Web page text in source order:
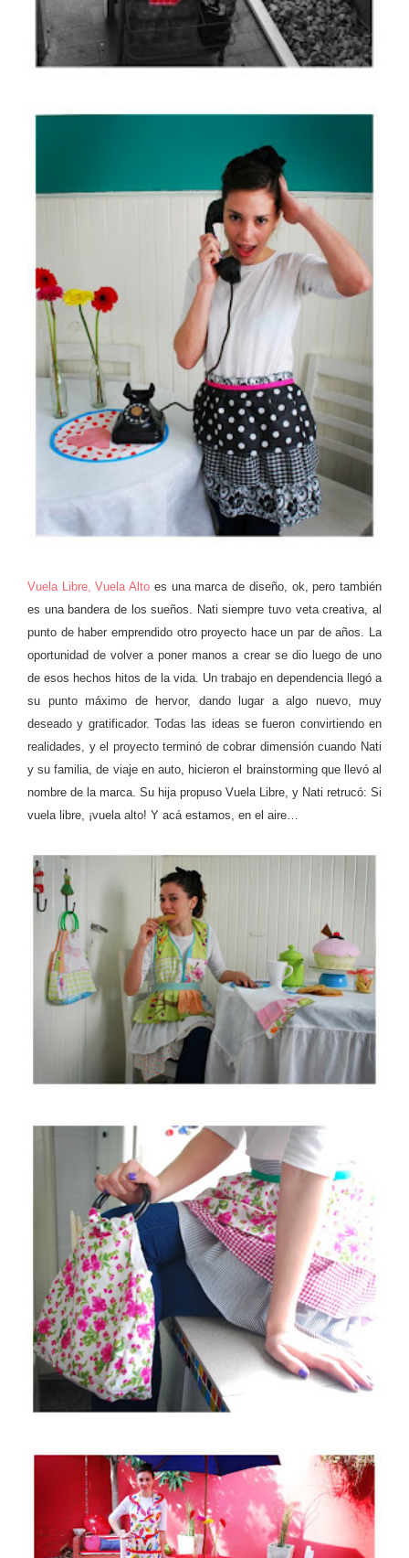
Vuela Libre, Vuela Alto es una marca de diseño, ok, pero también
es una bandera de los sueños. Nati siempre tuvo veta creativa, al
punto de haber emprendido otro proyecto hace un par de años. La
oportunidad de volver a poner manos a crear se dio luego de uno
de esos hechos hitos de la vida. Un trabajo en dependencia llegó a
su punto máximo de hervor, dando lugar a algo nuevo, muy
deseado y gratificador. Todas las ideas se fueron convirtiendo en
realidades, y el proyecto terminó de cobrar dimensión cuando Nati
y su familia, de viaje en auto, hicieron el brainstorming que llevó al
nombre de la marca. Su hija propuso Vuela Libre, y Nati retrucó: Si
vuela libre, ¡vuela alto! Y acá estamos, en el aire…